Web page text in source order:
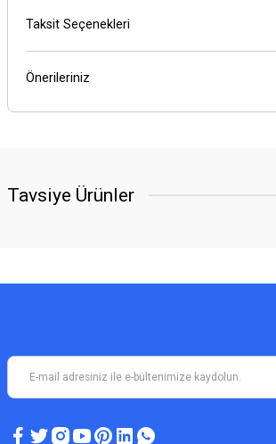
Taksit Seçenekleri
Önerileriniz
Tavsiye Ürünler